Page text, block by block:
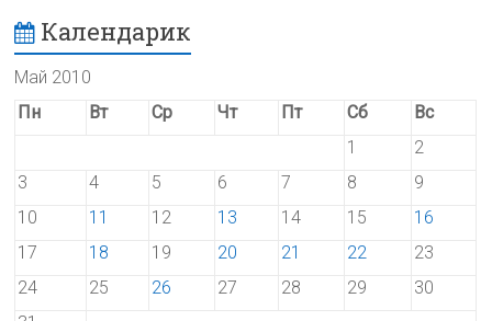
Календарик
Май 2010
Пн
Вт Ср Чт Пт Сб
Вс
1
2
3
4 5 6 7 8
9
10
11 12 13 14 15
16
17
18 19 20 21 22
23
24
25 26 27 28 29
30